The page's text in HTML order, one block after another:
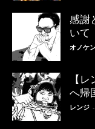
感謝
いて
オノケ
【
へ帰
レンジ -